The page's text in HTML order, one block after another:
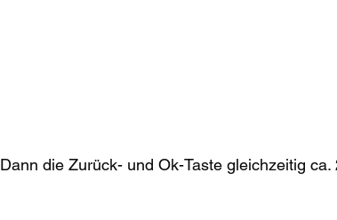
Dann die Zurück- und Ok-Taste gleichzeitig